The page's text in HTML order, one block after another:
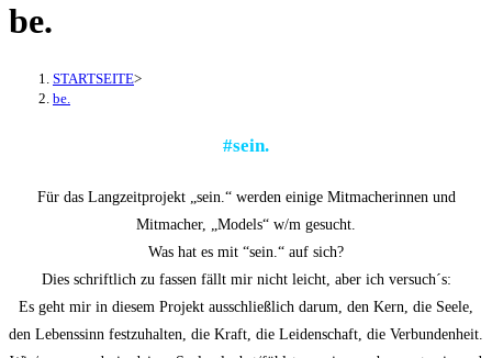
be.
STARTSEITE>
be.
#sein.
Für das Langzeitprojekt „sein.“ werden einige Mitmacherinnen und
Mitmacher, „Models“ w/m gesucht.
Was hat es mit “sein.“ auf sich?
Dies schriftlich zu fassen fällt mir nicht leicht, aber ich versuch´s:
Es geht mir in diesem Projekt ausschließlich darum, den Kern, die Seele,
den Lebenssinn festzuhalten, die Kraft, die Leidenschaft, die Verbundenheit.